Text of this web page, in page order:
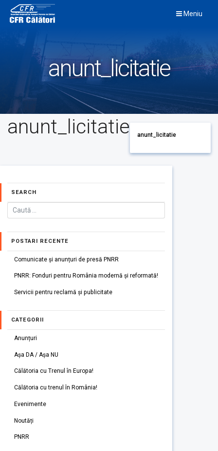
content
Meniu
anunt_licitatie
anunt_licitatie anunt_licitatie
SEARCH
POSTARI RECENTE
Comunicate și anunțuri de presă PNRR
PNRR: Fonduri pentru România modernă și reformată!
Servicii pentru reclamă și publicitate
CATEGORII
Anunțuri
Așa DA / Așa NU
Călătoria cu Trenul în Europa!
Călătoria cu trenul în România!
Evenimente
Noutăți
PNRR